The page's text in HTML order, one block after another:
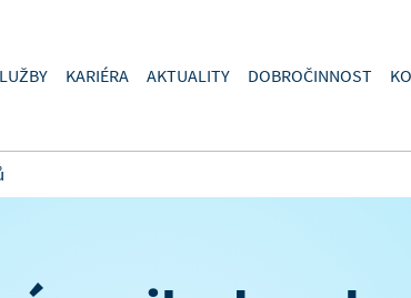
KARIÉRA AKTUALITY DOBROČINNOST